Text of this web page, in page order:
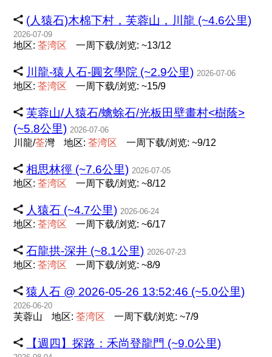
(人猿石)木棉下村，芙蓉山，川龍 (~4.6公里)
2026-07-09
地区:荃湾区 一周下载/浏览: ~13/12
川龍-猿人石-圓玄學院 (~2.9公里) 2026-07-06
地区:荃湾区 一周下载/浏览: ~15/9
芙蓉山/人猿石/蠄蜍石/光板田壁畫村<樹蔭>
(~5.8公里) 2026-07-06
川龍/荃灣 地区:荃湾区 一周下载/浏览: ~9/12
相思林徑 (~7.6公里) 2026-07-05
地区:荃湾区 一周下载/浏览: ~8/12
人猿石 (~4.7公里) 2026-06-24
地区:荃湾区 一周下载/浏览: ~6/17
石龍拱-深井 (~8.1公里) 2026-07-23
地区:荃湾区 一周下载/浏览: ~8/9
猿人石 @ 2026-05-26 13:52:46 (~5.0公里)
2026-06-20
芙蓉山 地区:荃湾区 一周下载/浏览: ~7/9
【週四】探路：禾尚登龍門 (~9.0公里)